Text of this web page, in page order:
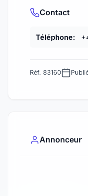
Contact
Téléphone:
Réf. 83160
Annonceur